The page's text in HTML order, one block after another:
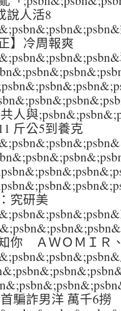
說人活8
】冷周報爽
人與
斤公5到養克
究研美
知你 ＡＷＯＭＩＲ
騙詐男洋 萬千6撈